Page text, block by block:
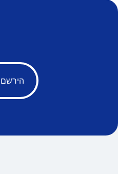
הירשם